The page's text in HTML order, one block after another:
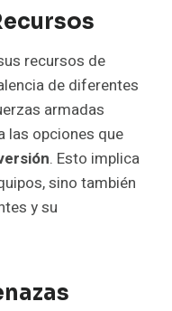
recursos de
de diferentes
armadas
las opciones que
. Esto implica
sino también
y su